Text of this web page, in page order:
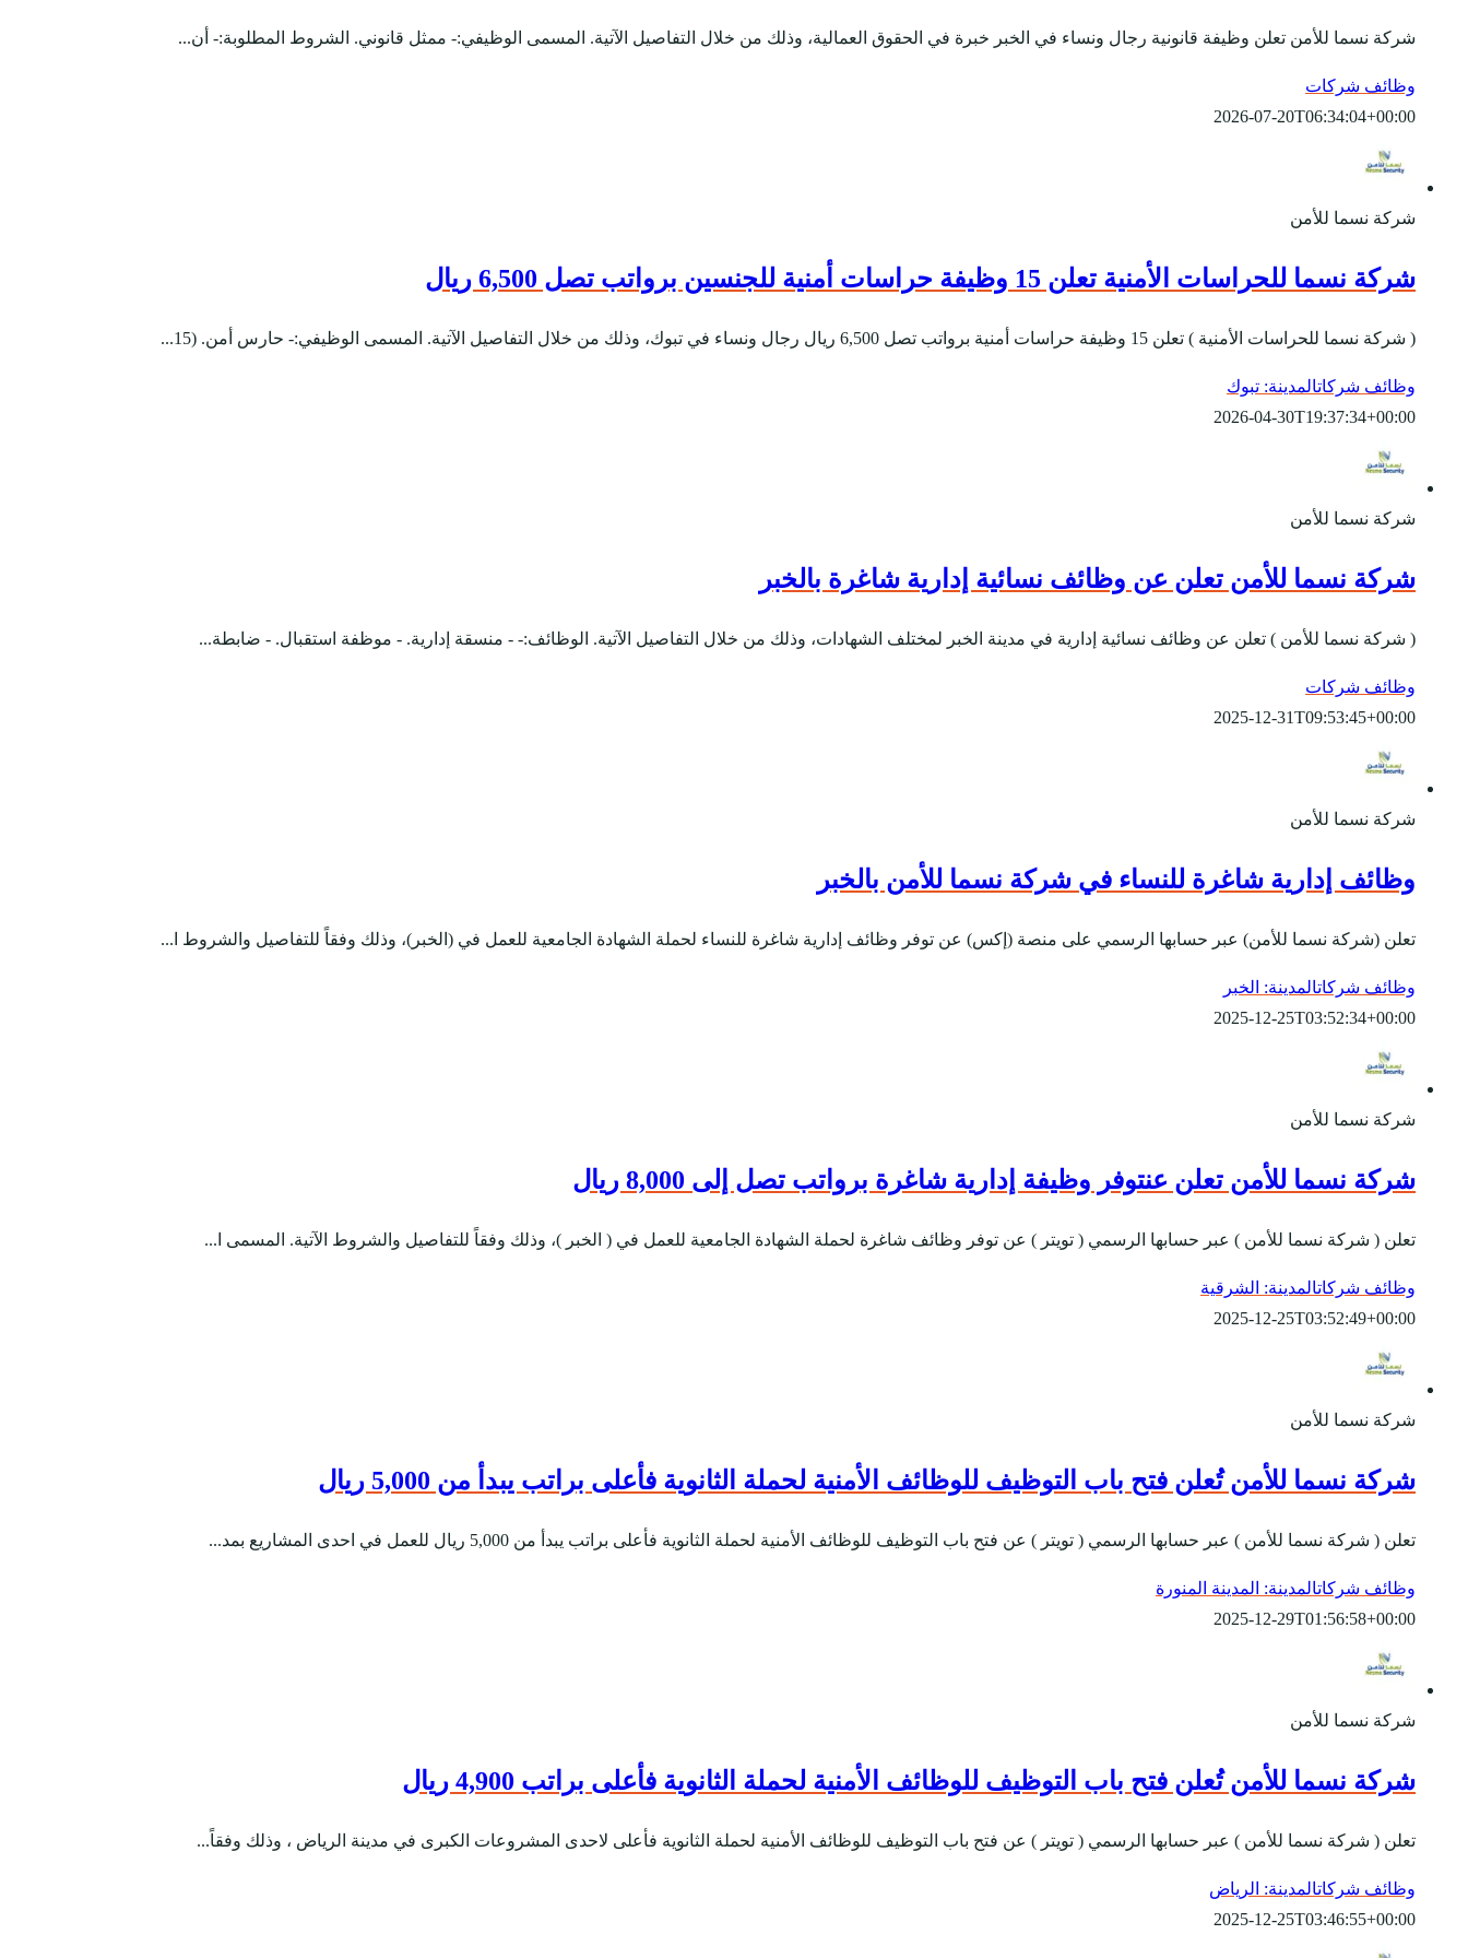
شركة نسما للأمن تعلن وظيفة قانونية رجال ونساء في الخبر خبرة في الحقوق العمالية، وذلك من خلال التفاصيل الآتية. المسمى الوظيفي:- ممثل قانوني. الشروط المطلوبة:- أن...
وظائف شركات
2026-07-20T06:34:04+00:00
شركة نسما للأمن
شركة نسما للحراسات الأمنية تعلن 15 وظيفة حراسات أمنية للجنسين برواتب تصل 6,500 ريال
( شركة نسما للحراسات الأمنية ) تعلن 15 وظيفة حراسات أمنية برواتب تصل 6,500 ريال رجال ونساء في تبوك، وذلك من خلال التفاصيل الآتية. المسمى الوظيفي:- حارس أمن. (15...
وظائف شركاتالمدينة: تبوك
2026-04-30T19:37:34+00:00
شركة نسما للأمن
شركة نسما للأمن تعلن عن وظائف نسائية إدارية شاغرة بالخبر
( شركة نسما للأمن ) تعلن عن وظائف نسائية إدارية في مدينة الخبر لمختلف الشهادات، وذلك من خلال التفاصيل الآتية. الوظائف:- - منسقة إدارية. - موظفة استقبال. - ضابطة...
وظائف شركات
2025-12-31T09:53:45+00:00
شركة نسما للأمن
وظائف إدارية شاغرة للنساء في شركة نسما للأمن بالخبر
تعلن (شركة نسما للأمن) عبر حسابها الرسمي على منصة (إكس) عن توفر وظائف إدارية شاغرة للنساء لحملة الشهادة الجامعية للعمل في (الخبر)، وذلك وفقاً للتفاصيل والشروط ا...
وظائف شركاتالمدينة: الخبر
2025-12-25T03:52:34+00:00
شركة نسما للأمن
شركة نسما للأمن تعلن عنتوفر وظيفة إدارية شاغرة برواتب تصل إلى 8,000 ريال
تعلن ( شركة نسما للأمن ) عبر حسابها الرسمي ( تويتر ) عن توفر وظائف شاغرة لحملة الشهادة الجامعية للعمل في ( الخبر )، وذلك وفقاً للتفاصيل والشروط الآتية. المسمى ا...
وظائف شركاتالمدينة: الشرقية
2025-12-25T03:52:49+00:00
شركة نسما للأمن
شركة نسما للأمن تُعلن فتح باب التوظيف للوظائف الأمنية لحملة الثانوية فأعلى براتب يبدأ من 5,000 ريال
تعلن ( شركة نسما للأمن ) عبر حسابها الرسمي ( تويتر ) عن فتح باب التوظيف للوظائف الأمنية لحملة الثانوية فأعلى براتب يبدأ من 5,000 ريال للعمل في احدى المشاريع بمد...
وظائف شركاتالمدينة: المدينة المنورة
2025-12-29T01:56:58+00:00
شركة نسما للأمن
شركة نسما للأمن تُعلن فتح باب التوظيف للوظائف الأمنية لحملة الثانوية فأعلى براتب 4,900 ريال
تعلن ( شركة نسما للأمن ) عبر حسابها الرسمي ( تويتر ) عن فتح باب التوظيف للوظائف الأمنية لحملة الثانوية فأعلى لاحدى المشروعات الكبرى في مدينة الرياض ، وذلك وفقاً...
وظائف شركاتالمدينة: الرياض
2025-12-25T03:46:55+00:00